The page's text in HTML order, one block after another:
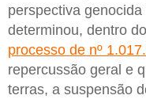
perspectiva
determinou, dentro do
processo de nº
repercussão geral e
terras, a suspensão